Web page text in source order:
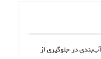
در جلوگیری از